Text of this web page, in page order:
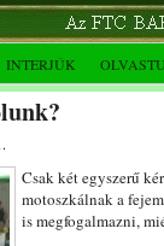
INTERJÚK
Csak két egyszerű
motoszkálnak a
is megfogalmazni,